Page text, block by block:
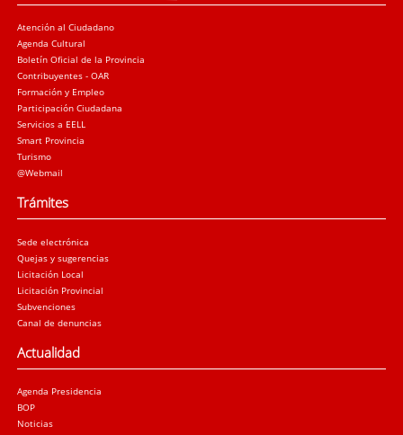
Atención al Ciudadano
Agenda Cultural
Boletín Oficial de la Provincia
Contribuyentes - OAR
Formación y Empleo
Participación Ciudadana
Servicios a EELL
Smart Provincia
Turismo
@Webmail
Trámites
Sede electrónica
Quejas y sugerencias
Licitación Local
Licitación Provincial
Subvenciones
Canal de denuncias
Actualidad
Agenda Presidencia
BOP
Noticias